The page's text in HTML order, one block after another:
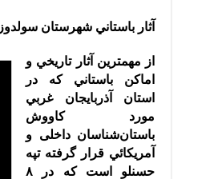
آثار باستاني شهرستان سولدوز
از مهمترين آثار تاريخي و
اماكن باستاني كه در
استان آذربايجان غربي
مورد كاووش
باستان‌شناسان داخلی و
آمريكائي قرار گرفته تپه
حسنلو است كه در ٨